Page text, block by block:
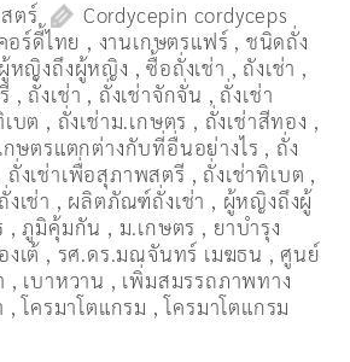
ตร์
Cordycepin cordyceps
อร์ดี้ไทย , งานเกษตรแฟร์ , ชนิดถั่ง
หญิงถึงผู้หญิง ,ซื้อถั่งเช่า , ถังเช่า ,
, ถั่งเช่า , ถั่งเช่าจักจั่น , ถั่งเช่า
บต , ถั่งเช่าม.เกษตร , ถั่งเช่าสีทอง ,
กษตรแตกต่างกับที่อื่นอย่างไร , ถั่ง
ถั่งเช่าเพื่อสุภาพสตรี , ถั่่งเช่าทิเบต ,
เช่า , ผลิตภัณฑ์ถั่งเช่า , ผู้หญิงถึงผู้
,ภูมิคุ้มกัน , ม.เกษตร , ยาบำรุง
งเต้ , รศ.ดร.มณจันทร์ เมฆธน , ศูนย์
, เบาหวาน , เพิ่มสมรรถภาพทาง
,โครมาโตแกรม ,โครมาโตแกรม